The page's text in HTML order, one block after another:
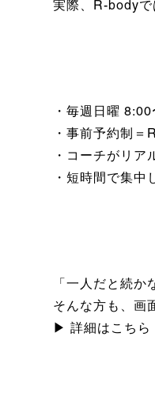
実際、R-bodyで
・毎週日曜
・事前予約制＝
・コーチがリア
・短時間で集中
「一人だと続か
そんな方も、画
▶ 詳細はこちら